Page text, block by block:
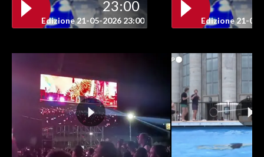
STORE
23:00
Edizione 21-05-2026 23:00 Edizione 21-05-